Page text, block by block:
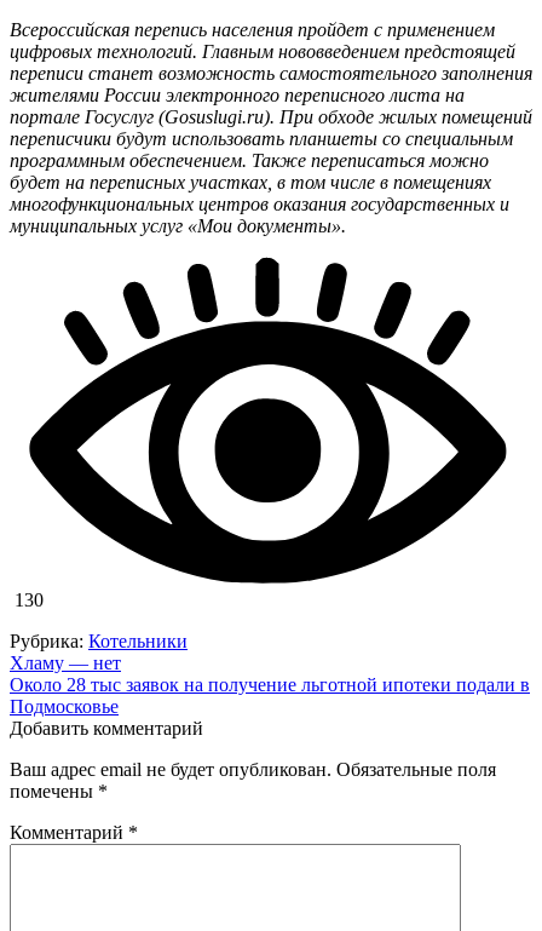
Всероссийская перепись населения пройдет с применением
цифровых технологий. Главным нововведением предстоящей
переписи станет возможность самостоятельного заполнения
жителями России электронного переписного листа на
портале Госуслуг (Gosuslugi.ru). При обходе жилых помещений
переписчики будут использовать планшеты со специальным
программным обеспечением. Также переписаться можно
будет на переписных участках, в том числе в помещениях
многофункциональных центров оказания государственных и
муниципальных услуг «Мои документы».
130
Рубрика: Котельники
Навигация
по
записям
Хламу — нет
Около 28 тыс заявок на получение льготной ипотеки подали в
Подмосковье
Добавить комментарий
Ваш адрес email не будет опубликован. Обязательные поля
помечены *
Комментарий *